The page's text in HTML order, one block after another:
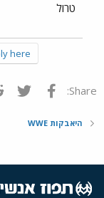
טרול
here.
Share: פייסבוק
היאבקות WWE